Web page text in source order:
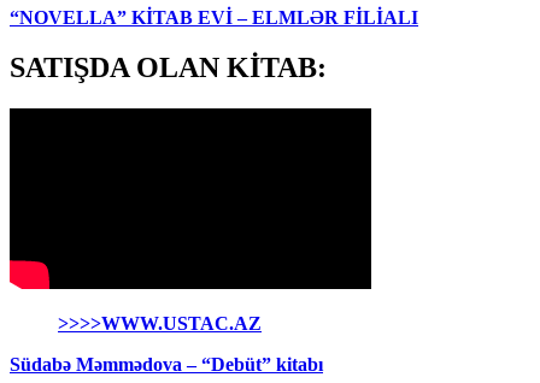
“NOVELLA” KİTAB EVİ – ELMLƏR FİLİALI
SATIŞDA OLAN KİTAB:
>>>>WWW.USTAC.AZ
Südabə Məmmədova – “Debüt” kitabı